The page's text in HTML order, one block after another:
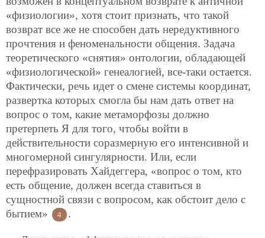
«физиологии», хотя стоит признать, что такой
возврат все же не способен дать нередуктивного
прочтения и феноменальности общения. Задача
теоретического «снятия» онтологии, обладающей
«физиологической» генеалогией, все-таки остается.
Фактически, речь идет о смене системы координат,
развертка которых смогла бы нам дать ответ на
вопрос о том, какие метаморфозы должно
претерпеть Я для того, чтобы войти в
действительности соразмерную его интенсивной и
многомерной сингулярности. Или, если
перефразировать Хайдеггера, «вопрос о том, кто
есть общение, должен всегда ставиться в
сущностной связи с вопросом, как обстоит дело с
бытием»
4 .